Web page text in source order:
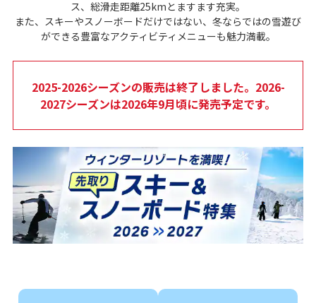
ス、総滑走距離25kmとますます充実。
また、スキーやスノーボードだけではない、冬ならではの雪遊び
ができる豊富なアクティビティメニューも魅力満載。
2025-2026シーズンの販売は終了しました。2026-
2027シーズンは2026年9月頃に発売予定です。